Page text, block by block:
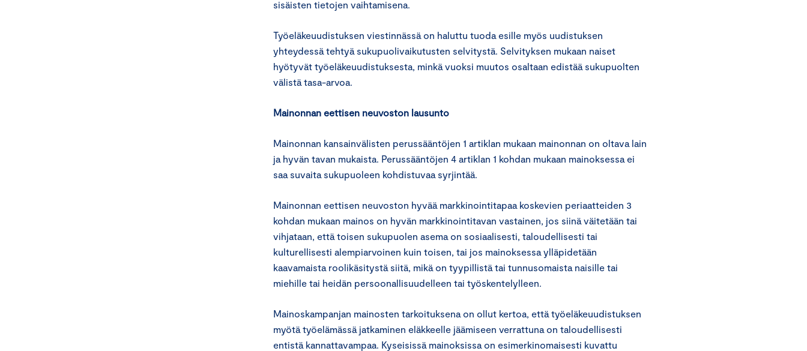
sisäisten tietojen vaihtamisena.
Työeläkeuudistuksen viestinnässä on haluttu tuoda esille myös uudistuksen
yhteydessä tehtyä sukupuolivaikutusten selvitystä. Selvityksen mukaan naiset
hyötyvät työeläkeuudistuksesta, minkä vuoksi muutos osaltaan edistää sukupuolten
välistä tasa-arvoa.
Mainonnan eettisen neuvoston lausunto
Mainonnan kansainvälisten perussääntöjen 1 artiklan mukaan mainonnan on oltava lain
ja hyvän tavan mukaista. Perussääntöjen 4 artiklan 1 kohdan mukaan mainoksessa ei
saa suvaita sukupuoleen kohdistuvaa syrjintää.
Mainonnan eettisen neuvoston hyvää markkinointitapaa koskevien periaatteiden 3
kohdan mukaan mainos on hyvän markkinointitavan vastainen, jos siinä väitetään tai
vihjataan, että toisen sukupuolen asema on sosiaalisesti, taloudellisesti tai
kulturellisesti alempiarvoinen kuin toisen, tai jos mainoksessa ylläpidetään
kaavamaista roolikäsitystä siitä, mikä on tyypillistä tai tunnusomaista naisille tai
miehille tai heidän persoonallisuudelleen tai työskentelylleen.
Mainoskampanjan mainosten tarkoituksena on ollut kertoa, että työeläkeuudistuksen
myötä työelämässä jatkaminen eläkkeelle jäämiseen verrattuna on taloudellisesti
entistä kannattavampaa. Kyseisissä mainoksissa on esimerkinomaisesti kuvattu